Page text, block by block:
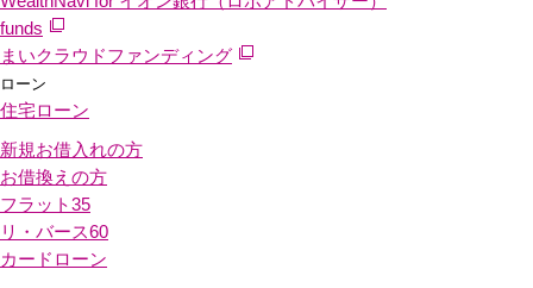
funds
まいクラウドファンディング
ローン
住宅ローン
新規お借入れの方
お借換えの方
フラット35
リ・バース60
カードローン